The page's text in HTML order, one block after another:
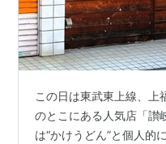
この日は東武東上線、上
のとこにある人気店「讃
は“かけうどん”と個人的